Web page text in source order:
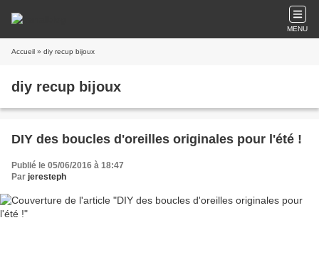
MENU
Accueil » diy recup bijoux
diy recup bijoux
DIY des boucles d'oreilles originales pour l'été !
Publié le 05/06/2016 à 18:47
Par jeresteph